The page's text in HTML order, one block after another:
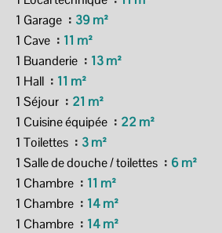
1 Garage
39 m²
1 Cave
11 m²
1 Buanderie
13 m²
1 Hall
11 m²
1 Séjour
21 m²
1 Cuisine équipée
22 m²
1 Toilettes
3 m²
1 Salle de douche / toilettes
6 m²
1 Chambre
11 m²
1 Chambre
14 m²
1 Chambre
14 m²